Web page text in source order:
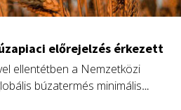
előrejelzés érkezett
ellentétben a Nemzetközi
búzatermés minimális